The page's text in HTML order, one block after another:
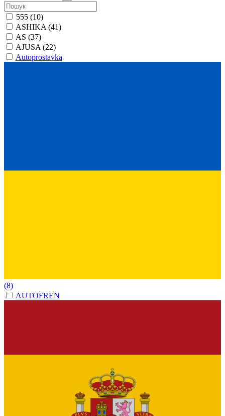
555 (10)
ASHIKA (41)
AS (37)
AJUSA (22)
Autoprostavka
(8)
AUTOFREN